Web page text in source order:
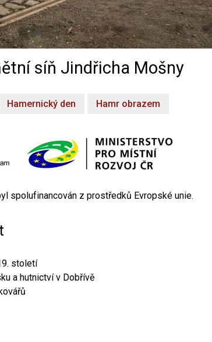
síň Jindřicha Mošny
Hamernický den Hamr obrazem
spolufinancován z prostředků Evropské unie.
století
a hutnictví v Dobřívě